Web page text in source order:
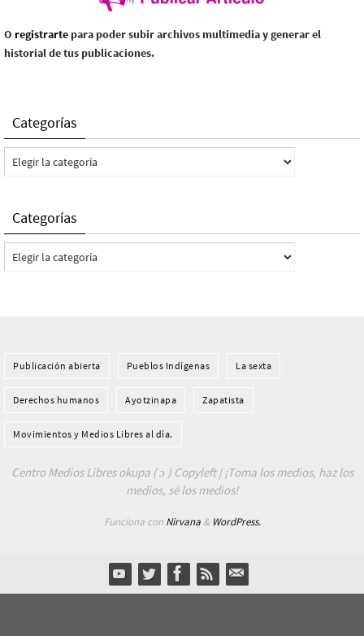
O registrarte para poder subir archivos multimedia y generar el
historial de tus publicaciones.
Categorías
Categorías
Categorías
Categorías
Publicación abierta Pueblos Indí­genas La sexta
Derechos humanos Ayotzinapa Zapatista
Movimientos y Medios Libres al día.
Centro Medios Libres okupa ( ɔ ) Copyleft | ¡Toma los medios, haz los
medios, sé los medios!
Funciona con Nirvana& WordPress.